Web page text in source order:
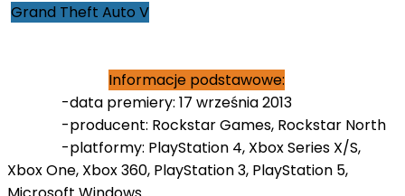
Grand Theft Auto V
Informacje podstawowe:
-data premiery: 17 września 2013
-producent: Rockstar Games, Rockstar North
-platformy: PlayStation 4, Xbox Series X/S,
Xbox One, Xbox 360, PlayStation 3, PlayStation 5,